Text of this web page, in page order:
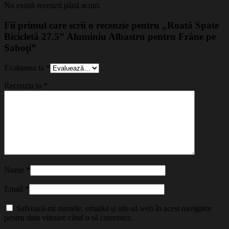
Nu există recenzii până acum.
Fii primul care scrii o recenzie pentru „Roată Spate
Bicicletă 27.5” Aluminiu Albastru pentru Frâne pe
Saboți”
Evaluarea ta
Recenzia ta
Nume
Email
Salvează-mi numele, emailul și site-ul web în acest navigator
pentru data viitoare când o să comentez.